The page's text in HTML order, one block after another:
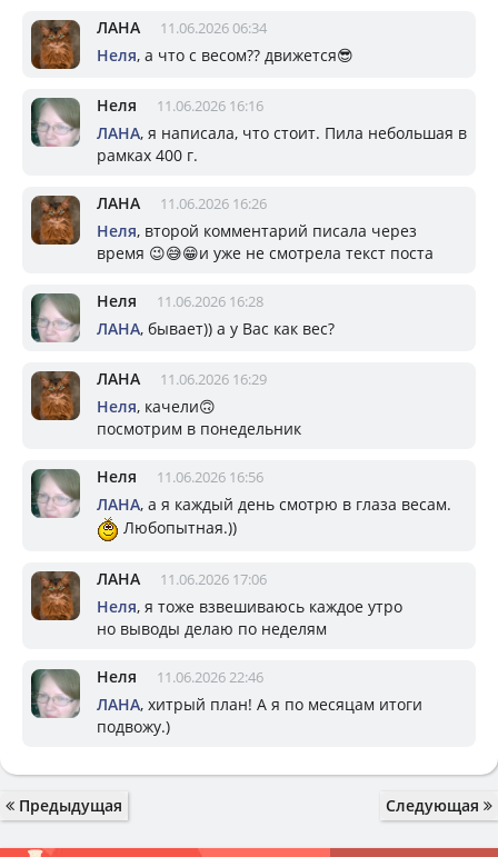
ЛАНА 11.06.2026 06:34
Неля, а что с весом?? движется😎
Неля 11.06.2026 16:16
ЛАНА, я написала, что стоит. Пила небольшая в
рамках 400 г.
ЛАНА 11.06.2026 16:26
Неля, второй комментарий писала через
время 😉😅😁и уже не смотрела текст поста
Неля 11.06.2026 16:28
ЛАНА, бывает)) а у Вас как вес?
ЛАНА 11.06.2026 16:29
Неля, качели🙃
посмотрим в понедельник
Неля 11.06.2026 16:56
ЛАНА, а я каждый день смотрю в глаза весам.
Любопытная.))
ЛАНА 11.06.2026 17:06
Неля, я тоже взвешиваюсь каждое утро
но выводы делаю по неделям
Неля 11.06.2026 22:46
ЛАНА, хитрый план! А я по месяцам итоги
подвожу.)
Предыдущая Следующая